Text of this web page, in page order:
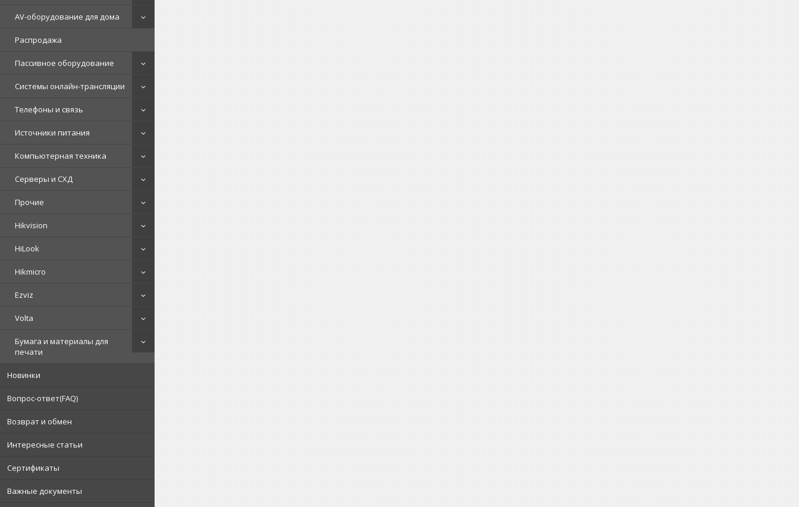
AV-оборудование для дома
Распродажа
Пассивное оборудование
Системы онлайн-трансляции
Телефоны и связь
Источники питания
Компьютерная техника
Серверы и СХД
Прочие
Hikvision
HiLook
Hikmicro
Ezviz
Volta
Бумага и материалы для
печати
Новинки
Вопрос-ответ(FAQ)
Возврат и обмен
Интересные статьи
Сертификаты
Важные документы